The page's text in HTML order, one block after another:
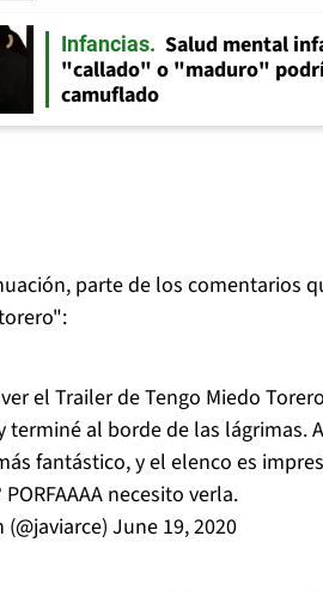
Infancias
Salud mental
"callado" o "maduro"
camuflado
parte de los comentarios
el Trailer de Tengo Miedo
terminé al borde de las lágrimas.
fantástico, y el elenco es
necesito verla.
June 19, 2020